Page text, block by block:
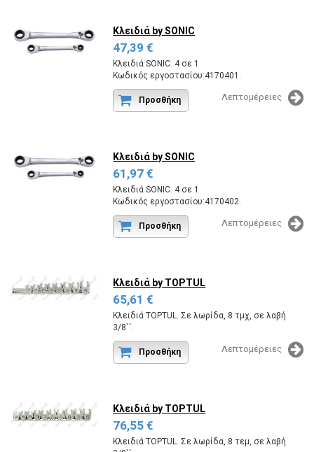
Κλειδιά by SONIC
47,39 €
Κλειδιά SONIC. 4 σε 1
Κωδικός εργοστασίου:4170401.
Προσθήκη Λεπτομέρειες
Κλειδιά by SONIC
61,97 €
Κλειδιά SONIC. 4 σε 1
Κωδικός εργοστασίου:4170402.
Προσθήκη Λεπτομέρειες
Κλειδιά by TOPTUL
65,61 €
Κλειδιά TOPTUL. Σε λωρίδα, 8 τμχ, σε λαβή
3/8``.
Κωδικός εργοστασίου:GBAR0801.
Προσθήκη
Λεπτομέρειες
Κλειδιά by TOPTUL
76,55 €
Κλειδιά TOPTUL. Σε λωρίδα, 8 τεμ, σε λαβή